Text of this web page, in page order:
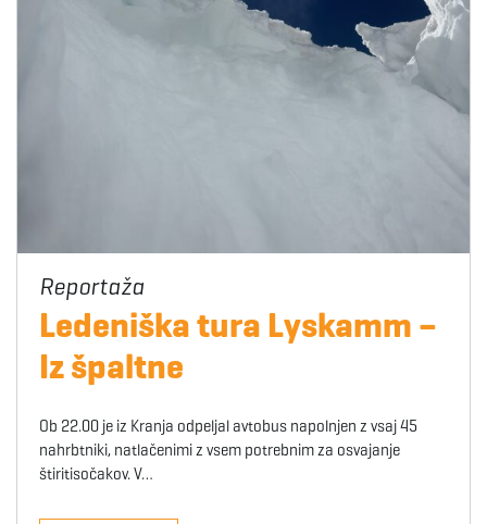
Ledeniška tura Lyskamm –
Iz špaltne
Ob 22.00 je iz Kranja odpeljal avtobus napolnjen z vsaj 45
nahrbtniki, natlačenimi z vsem potrebnim za osvajanje
štiritisočakov. V…